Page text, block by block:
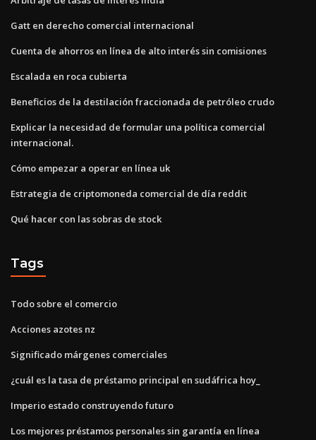
Gatt en derecho comercial internacional
Cuenta de ahorros en línea de alto interés sin comisiones
Escalada en roca cubierta
Beneficios de la destilación fraccionada de petróleo crudo
Explicar la necesidad de formular una política comercial
internacional.
Cómo empezar a operar en línea uk
Estrategia de criptomoneda comercial de día reddit
Qué hacer con las sobras de stock
Tags
Todo sobre el comercio
Acciones azotes nz
Significado márgenes comerciales
¿cuál es la tasa de préstamo principal en sudáfrica hoy_
Imperio estado construyendo futuro
Los mejores préstamos personales sin garantía en línea